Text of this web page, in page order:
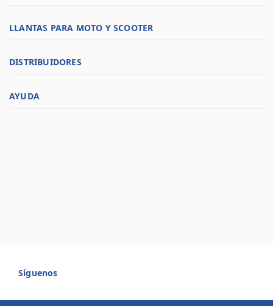
LLANTAS PARA MOTO Y SCOOTER
DISTRIBUIDORES
AYUDA
Síguenos